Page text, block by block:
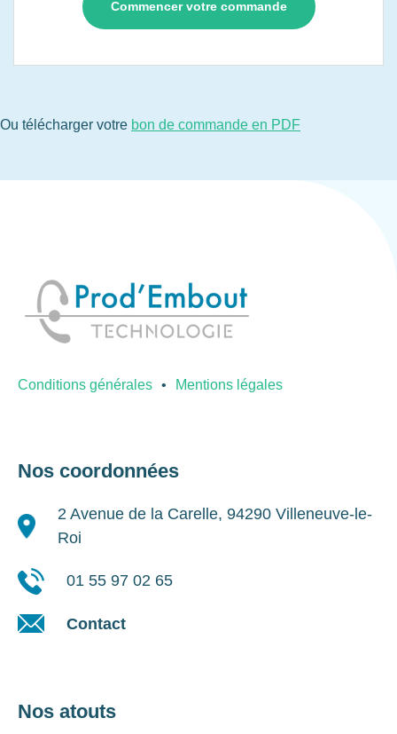
Ou télécharger votre bon de commande en PDF
Conditions générales Mentions légales
Nos coordonnées
2 Avenue de la Carelle, 94290 Villeneuve-le-
Roi
01 55 97 02 65
Contact
Nos atouts